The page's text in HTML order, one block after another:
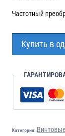
Частотный
Купить в
Категория: